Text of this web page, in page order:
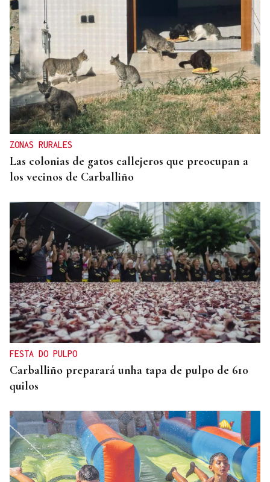
ZONAS RURALES
Las colonias de gatos callejeros que preocupan a
los vecinos de Carballiño
FESTA DO PULPO
Carballiño preparará unha tapa de pulpo de 610
quilos